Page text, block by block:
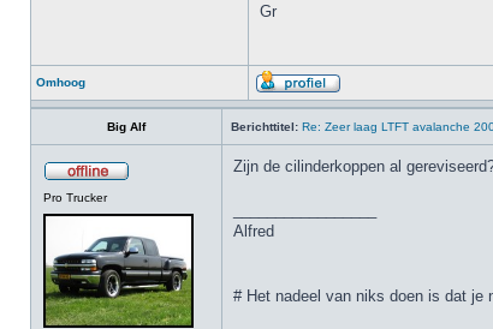
Gr
Omhoog
Big Alf Berichttitel: Re: Zeer laag LTFT avalanche
Pro Trucker
Zijn de cilinderkoppen al
Alfred
# Het nadeel van niks doen is dat je